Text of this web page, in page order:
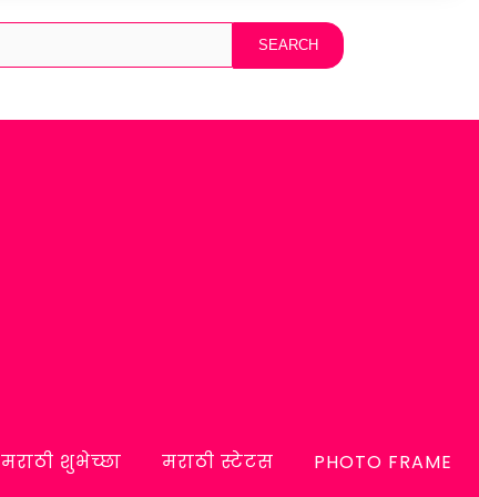
मराठी शुभेच्छा मराठी स्टेटस
PHOTO FRAME